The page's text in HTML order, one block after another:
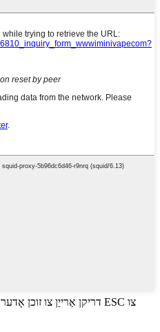
דריקן אַרייַן צו זוכן אָדער ESC צו